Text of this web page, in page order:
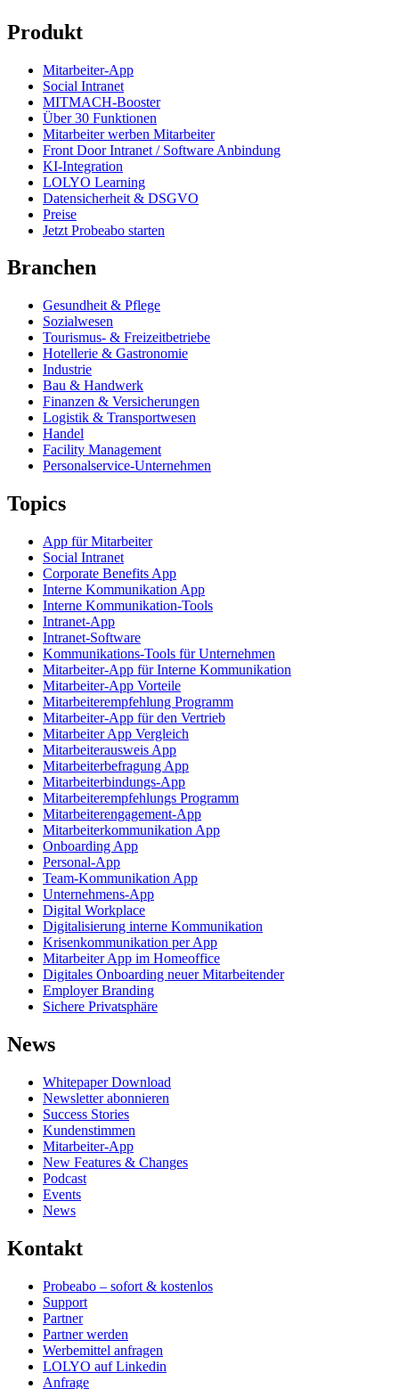
Produkt
Mitarbeiter-App
Social Intranet
MITMACH-Booster
Über 30 Funktionen
Mitarbeiter werben Mitarbeiter
Front Door Intranet / Software Anbindung
KI-Integration
LOLYO Learning
Datensicherheit & DSGVO
Preise
Jetzt Probeabo starten
Branchen
Gesundheit & Pflege
Sozialwesen
Tourismus- & Freizeitbetriebe
Hotellerie & Gastronomie
Industrie
Bau & Handwerk
Finanzen & Versicherungen
Logistik & Transportwesen
Handel
Facility Management
Personalservice-Unternehmen
Topics
App für Mitarbeiter
Social Intranet
Corporate Benefits App
Interne Kommunikation App
Interne Kommunikation-Tools
Intranet-App
Intranet-Software
Kommunikations-Tools für Unternehmen
Mitarbeiter-App für Interne Kommunikation
Mitarbeiter-App Vorteile
Mitarbeiterempfehlung Programm
Mitarbeiter-App für den Vertrieb
Mitarbeiter App Vergleich
Mitarbeiterausweis App
Mitarbeiterbefragung App
Mitarbeiterbindungs-App
Mitarbeiterempfehlungs Programm
Mitarbeiterengagement-App
Mitarbeiterkommunikation App
Onboarding App
Personal-App
Team-Kommunikation App
Unternehmens-App
Digital Workplace
Digitalisierung interne Kommunikation
Krisenkommunikation per App
Mitarbeiter App im Homeoffice
Digitales Onboarding neuer Mitarbeitender
Employer Branding
Sichere Privatsphäre
News
Whitepaper Download
Newsletter abonnieren
Success Stories
Kundenstimmen
Mitarbeiter-App
New Features & Changes
Podcast
Events
News
Kontakt
Probeabo – sofort & kostenlos
Support
Partner
Partner werden
Werbemittel anfragen
LOLYO auf Linkedin
Anfrage